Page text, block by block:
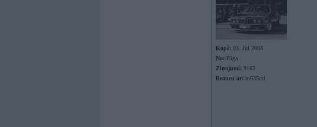
Kopš: 03. Jul 2008
No: Rīga
Ziņojumi: 9163
Braucu ar: m635csi